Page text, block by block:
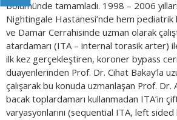
Bölümünde tamamladı. 1998 – 2006
Nightingale Hastanesi’nde hem pediatrik
ve Damar Cerrahisinde uzman olarak
atardamarı (ITA – internal torasik arter)
ilk kez gerçekleştiren, koroner bypass
duayenlerinden Prof. Dr. Cihat Bakay’la
çalışarak bu konuda uzmanlaşan Prof. Dr.
bacak toplardamarı kullanmadan ITA’in
varyasyonlarını (sequential ITA, left